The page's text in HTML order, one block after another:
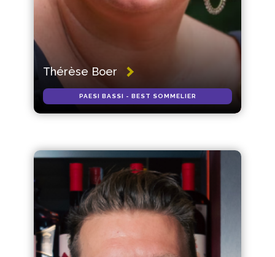
Thérèse Boer
PAESI BASSI - BEST SOMMELIER